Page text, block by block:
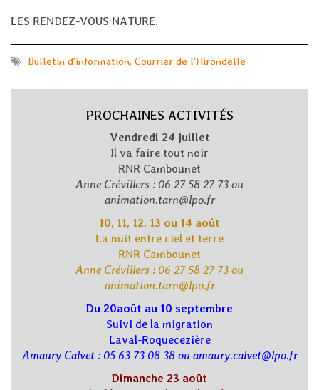
LES RENDEZ-VOUS NATURE.
Bulletin d'information, Courrier de l'Hirondelle
PROCHAINES ACTIVITÉS
Vendredi 24 juillet
Il va faire tout noir
RNR Cambounet
Anne Crévillers : 06 27 58 27 73 ou
animation.tarn@lpo.fr
10, 11, 12, 13 ou 14 août
La nuit entre ciel et terre
RNR Cambounet
Anne Crévillers : 06 27 58 27 73 ou
animation.tarn@lpo.fr
Du 20août au 10 septembre
Suivi de la migration
Laval-Roquecezière
Amaury Calvet : 05 63 73 08 38 ou amaury.calvet@lpo.fr
Dimanche 23 août